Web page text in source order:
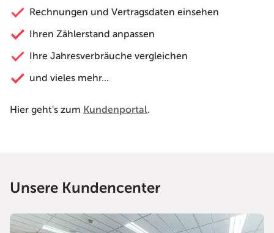
Rechnungen und Vertragsdaten einsehen
Ihren Zählerstand anpassen
Ihre Jahresverbräuche vergleichen
und vieles mehr...
Hier geht's zum Kundenportal.
Unsere Kundencenter